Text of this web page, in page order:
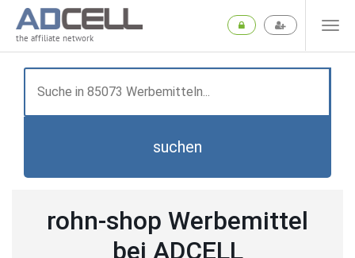
the affiliate network
suchen
rohn-shop Werbemittel
bei ADCELL